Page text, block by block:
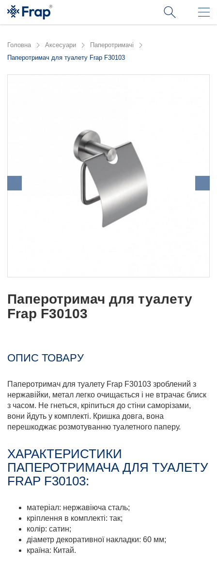
Головна Аксесуари
Паперотримачі
Паперотримач для туалету Frap F30103
Паперотримач для туалету
Frap F30103
ОПИС ТОВАРУ
Паперотримач для туалету Frap F30103 зроблений з
нержавійки, метал легко очищається і не втрачає блиск
з часом. Не гнеться, кріпиться до стіни саморізами,
вони йдуть у комплекті. Кришка довга, вона
перешкоджає розмотуванню туалетного паперу.
ХАРАКТЕРИСТИКИ
ПАПЕРОТРИМАЧА ДЛЯ ТУАЛЕТУ
FRAP F30103:
матеріал: нержавіюча сталь;
кріплення в комплекті: так;
колір: сатин;
діаметр декоративної накладки: 60 мм;
країна: Китай.